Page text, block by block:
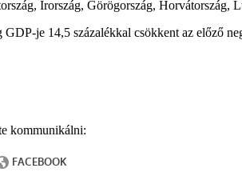
Írország, Görögország, Horvátország,
je 14,5 százalékkal csökkent az előző
kommunikálni: